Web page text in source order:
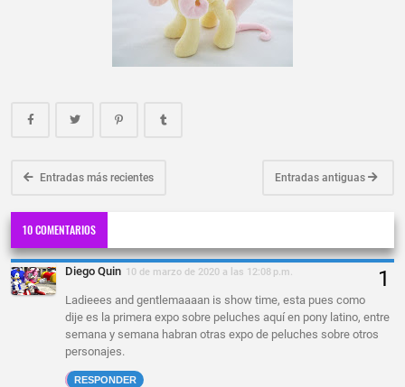
Entradas más recientes Entradas antiguas
10 COMENTARIOS
Diego Quin 10 de marzo de 2020 a las 12:08 p.m.
Ladieees and gentlemaaaan is show time, esta pues como
dije es la primera expo sobre peluches aquí en pony latino, entre
semana y semana habran otras expo de peluches sobre otros
personajes.
RESPONDER